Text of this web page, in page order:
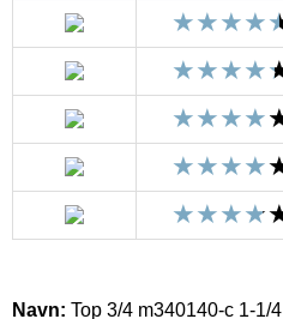
Navn: Top 3/4 m340140-c 1-1/4